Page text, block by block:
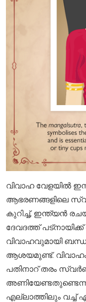
വിവാഹ വേളയിൽ
ആഭരണങ്ങളിലെ
കുറിച്ച്, ഇന്ത്യൻ
ദേവദത്ത്
വിവാഹവുമായി
ആശയമുണ്ട്.
പതിനാറ് തരം
എല്ലാത്തിലും വച്ച്